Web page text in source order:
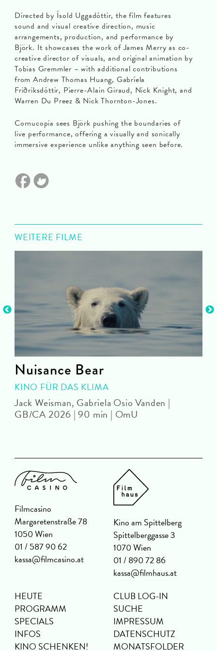
Directed by Ísold Uggadóttir, the film features
sound and visual creative direction, music
arrangements, production, and performance by
Björk. It showcases the work of James Merry as co-
creative director of visuals, and original animation by
Tobias Gremmler – with additional contributions
from Andrew Thomas Huang, Gabríela
Friðriksdóttir, Pierre-Alain Giraud, Nick Knight, and
Warren Du Preez & Nick Thornton-Jones.
Cornucopia sees Björk pushing the boundaries of
live performance, offering a visually and sonically
immersive experience unlike anything seen before.
WEITERE FILME
Nuisance Bear
KINO FÜR DAS KLIMA
Jack Weisman, Gabriela Osio Vanden |
GB/CA 2026 | 90 min | OmU
Filmcasino
Margaretenstraße 78
1050 Wien
01 / 587 90 62
kassa@filmcasino.at
Kino am Spittelberg
Spittelberggasse 3
1070 Wien
01 / 890 72 86
kassa@filmhaus.at
HEUTE
PROGRAMM
SPECIALS
INFOS
KINO SCHENKEN!
CLUB LOG-IN
SUCHE
IMPRESSUM
DATENSCHUTZ
MONATSFOLDER